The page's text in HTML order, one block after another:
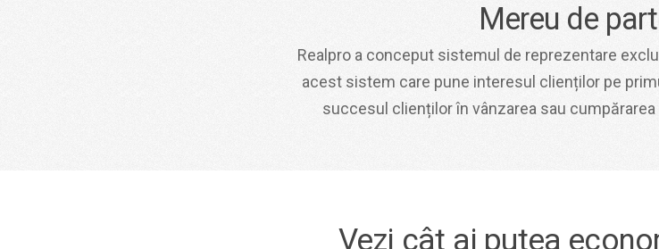
Mereu de
Realpro a conceput sistemul de reprezentare
acest sistem care pune interesul clienților pe
succesul clienților în vânzarea sau
Vezi cât ai putea